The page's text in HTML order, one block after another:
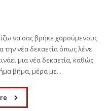
να σας βρήκε χαρούμενους
την νέα δεκαετία όπως λένε.
μια νέα δεκαετία, καθώς
βήμα, μέρα με...